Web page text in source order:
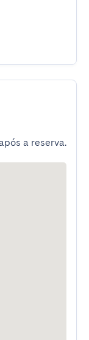
a reserva.